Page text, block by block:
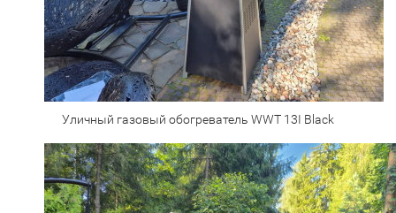
Уличный газовый обогреватель WWT 13I Black